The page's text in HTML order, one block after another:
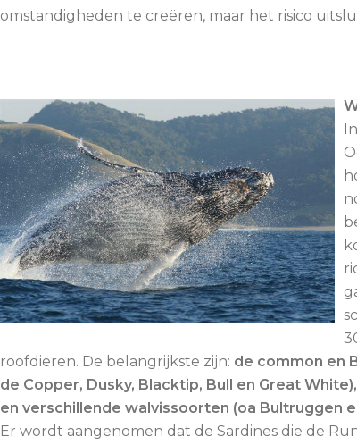
omstandigheden te creëren, maar het risico
roofdieren. De belangrijkste zijn: de common en
de Copper, Dusky, Blacktip, Bull en Great
en verschillende walvissoorten (oa Bultruggen
Er wordt aangenomen dat de Sardines die de